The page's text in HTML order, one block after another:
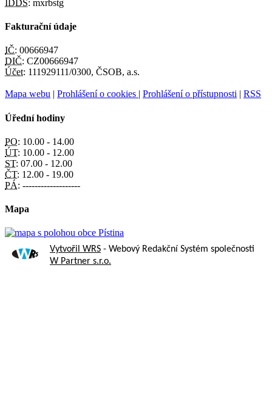
IDDS: mxrbstg
Fakturační údaje
IČ: 00666947
DIČ: CZ00666947
Účet: 111929111/0300, ČSOB, a.s.
Mapa webu | Prohlášení o cookies | Prohlášení o přístupnosti | RSS
Úřední hodiny
PO: 10.00 - 14.00
ÚT: 10.00 - 12.00
ST: 07.00 - 12.00
ČT: 12.00 - 19.00
PÁ: -------------------
Mapa
Vytvořil WRS - Webový Redakční Systém společnosti
W Partner s.r.o.